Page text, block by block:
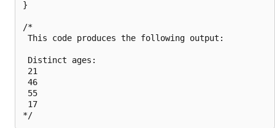
}
/*
This code produces the following output:
Distinct ages:
21
46
55
17